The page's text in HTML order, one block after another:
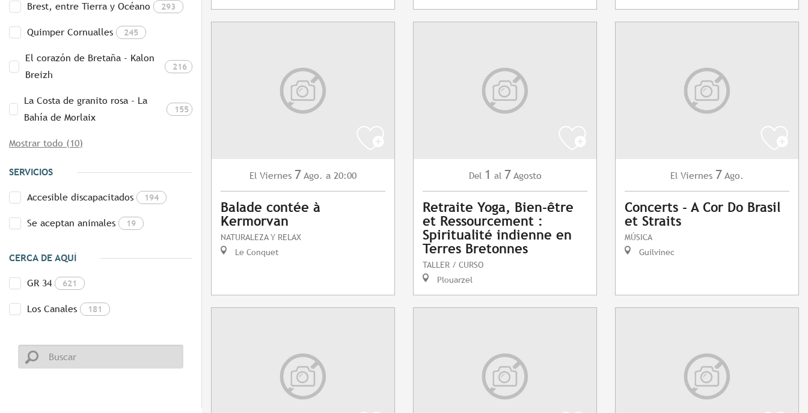
Brest, entre Tierra y Océano 293
Quimper Cornualles 245
El corazón de Bretaña - Kalon
Breizh
216
La Costa de granito rosa - La
Bahía de Morlaix
155
Mostrar todo (10)
SERVICIOS
Accesible discapacitados 194
Se aceptan animales 19
CERCA DE AQUÍ
GR 34 621
Los Canales 181
El Viernes 7 Ago. a 20:00
Balade contée à
Kermorvan
NATURALEZA Y RELAX
Le Conquet
Del 1 al 7 Agosto
Retraite Yoga, Bien-être
et Ressourcement :
Spiritualité indienne en
Terres Bretonnes
TALLER / CURSO
Plouarzel
El Viernes 7 Ago.
Concerts - A Cor Do Brasil
et Straits
MÚSICA
Guilvinec